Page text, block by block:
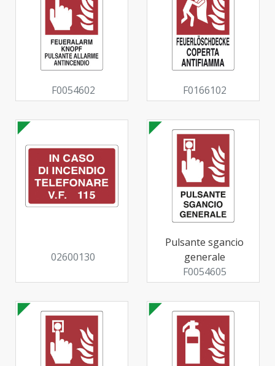
F0054602 F0166102
02600130
Pulsante sgancio
generale
F0054605